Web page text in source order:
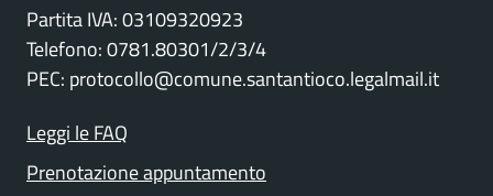
Partita IVA: 03109320923
Telefono: 0781.80301/2/3/4
PEC: protocollo@comune.santantioco.legalmail.it
Leggi le FAQ
Prenotazione appuntamento